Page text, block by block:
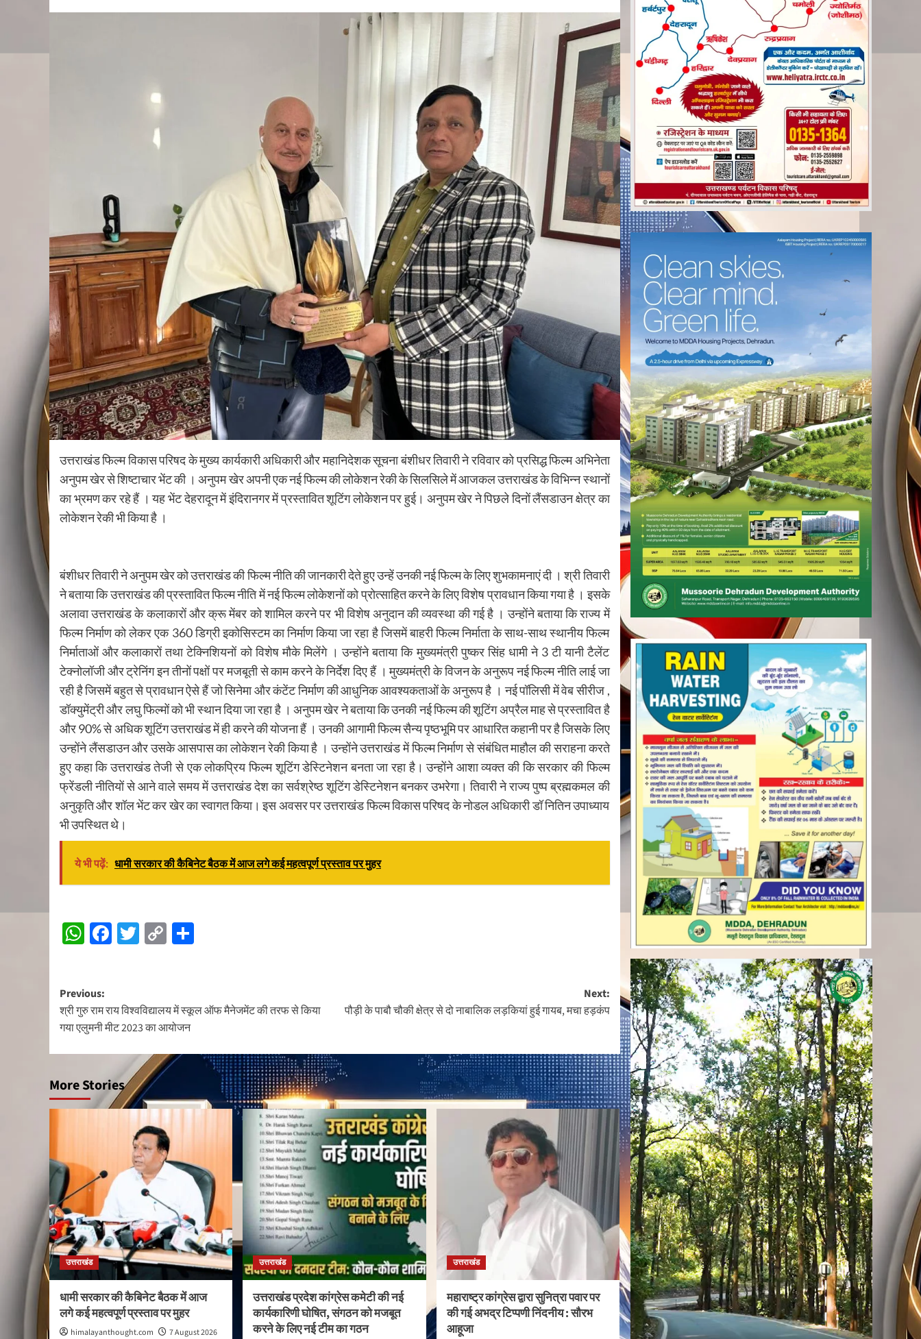
उत्तराखंड फिल्म विकास परिषद के मुख्य कार्यकारी अधिकारी और महानिदेशक सूचना बंशीधर तिवारी ने रविवार को प्रसिद्ध फिल्म अभिनेता
अनुपम खेर से शिष्टाचार भेंट की । अनुपम खेर अपनी एक नई फिल्म की लोकेशन रेकी के सिलसिले में आजकल उत्तराखंड के विभिन्न स्थानों
का भ्रमण कर रहे हैं । यह भेंट देहरादून में इंदिरानगर में प्रस्तावित शूटिंग लोकेशन पर हुई। अनुपम खेर ने पिछले दिनों लैंसडाउन क्षेत्र का
लोकेशन रेकी भी किया है ।
बंशीधर तिवारी ने अनुपम खेर को उत्तराखंड की फिल्म नीति की जानकारी देते हुए उन्हें उनकी नई फिल्म के लिए शुभकामनाएं दी । श्री तिवारी
ने बताया कि उत्तराखंड की प्रस्तावित फिल्म नीति में नई फिल्म लोकेशनों को प्रोत्साहित करने के लिए विशेष प्रावधान किया गया है । इसके
अलावा उत्तराखंड के कलाकारों और क्रू मेंबर को शामिल करने पर भी विशेष अनुदान की व्यवस्था की गई है । उन्होंने बताया कि राज्य में
फिल्म निर्माण को लेकर एक 360 डिग्री इकोसिस्टम का निर्माण किया जा रहा है जिसमें बाहरी फिल्म निर्माता के साथ-साथ स्थानीय फिल्म
निर्माताओं और कलाकारों तथा टेक्निशियनों को विशेष मौके मिलेंगे । उन्होंने बताया कि मुख्यमंत्री पुष्कर सिंह धामी ने 3 टी यानी टैलेंट
टेक्नोलॉजी और ट्रेनिंग इन तीनों पक्षों पर मजबूती से काम करने के निर्देश दिए हैं । मुख्यमंत्री के विजन के अनुरूप नई फिल्म नीति लाई जा
रही है जिसमें बहुत से प्रावधान ऐसे हैं जो सिनेमा और कंटेंट निर्माण की आधुनिक आवश्यकताओं के अनुरूप है । नई पॉलिसी में वेब सीरीज ,
डॉक्युमेंट्री और लघु फिल्मों को भी स्थान दिया जा रहा है । अनुपम खेर ने बताया कि उनकी नई फिल्म की शूटिंग अप्रैल माह से प्रस्तावित है
और 90% से अधिक शूटिंग उत्तराखंड में ही करने की योजना हैं । उनकी आगामी फिल्म सैन्य पृष्ठभूमि पर आधारित कहानी पर है जिसके लिए
उन्होंने लैंसडाउन और उसके आसपास का लोकेशन रेकी किया है । उन्होंने उत्तराखंड में फिल्म निर्माण से संबंधित माहौल की सराहना करते
हुए कहा कि उत्तराखंड तेजी से एक लोकप्रिय फिल्म शूटिंग डेस्टिनेशन बनता जा रहा है। उन्होंने आशा व्यक्त की कि सरकार की फिल्म
फ्रेंडली नीतियों से आने वाले समय में उत्तराखंड देश का सर्वश्रेष्ठ शूटिंग डेस्टिनेशन बनकर उभरेगा। तिवारी ने राज्य पुष्प ब्रह्मकमल की
अनुकृति और शॉल भेंट कर खेर का स्वागत किया। इस अवसर पर उत्तराखंड फिल्म विकास परिषद के नोडल अधिकारी डॉ नितिन उपाध्याय
भी उपस्थित थे।
ये भी पढ़ें: धामी सरकार की कैबिनेट बैठक में आज लगे कई महत्वपूर्ण प्रस्ताव पर मुहर
Continue
Reading
WhatsApp
Facebook
Twitter
Copy
Post
navigation
Previous:
श्री गुरु राम राय विश्वविद्यालय में स्कूल ऑफ मैनेजमेंट की तरफ से किया
गया एलुमनी मीट 2023 का आयोजन
Next:
पौड़ी के पाबौ चौकी क्षेत्र से दो नाबालिक लड़कियां हुई गायब, मचा हड़कंप
More Stories
उत्तराखंड
धामी सरकार की कैबिनेट बैठक में आज
लगे कई महत्वपूर्ण प्रस्ताव पर मुहर
himalayanthought.com
7 August 2026
उत्तराखंड
उत्तराखंड प्रदेश कांग्रेस कमेटी की नई
कार्यकारिणी घोषित, संगठन को मजबूत
करने के लिए नई टीम का गठन
उत्तराखंड
महाराष्ट्र कांग्रेस द्वारा सुनित्रा पवार पर
की गई अभद्र टिप्पणी निंदनीय : सौरभ
आहूजा